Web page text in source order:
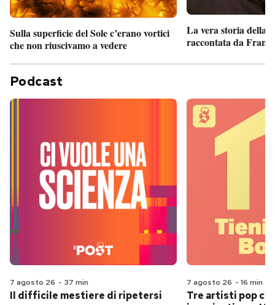
Sulla superficie del Sole c’erano vortici
che non riuscivamo a vedere
La vera storia della
raccontata da
Podcast
7 agosto 26 - 37 min
Il difficile mestiere di ripetersi
7 agosto 26 - 16 min
Tre artisti pop